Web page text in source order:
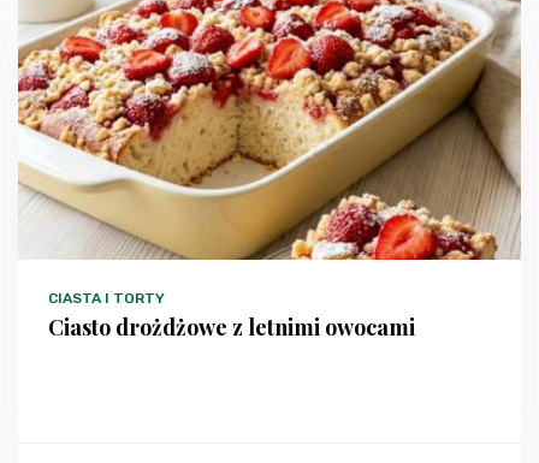
CIASTA I TORTY
Ciasto drożdżowe z letnimi owocami